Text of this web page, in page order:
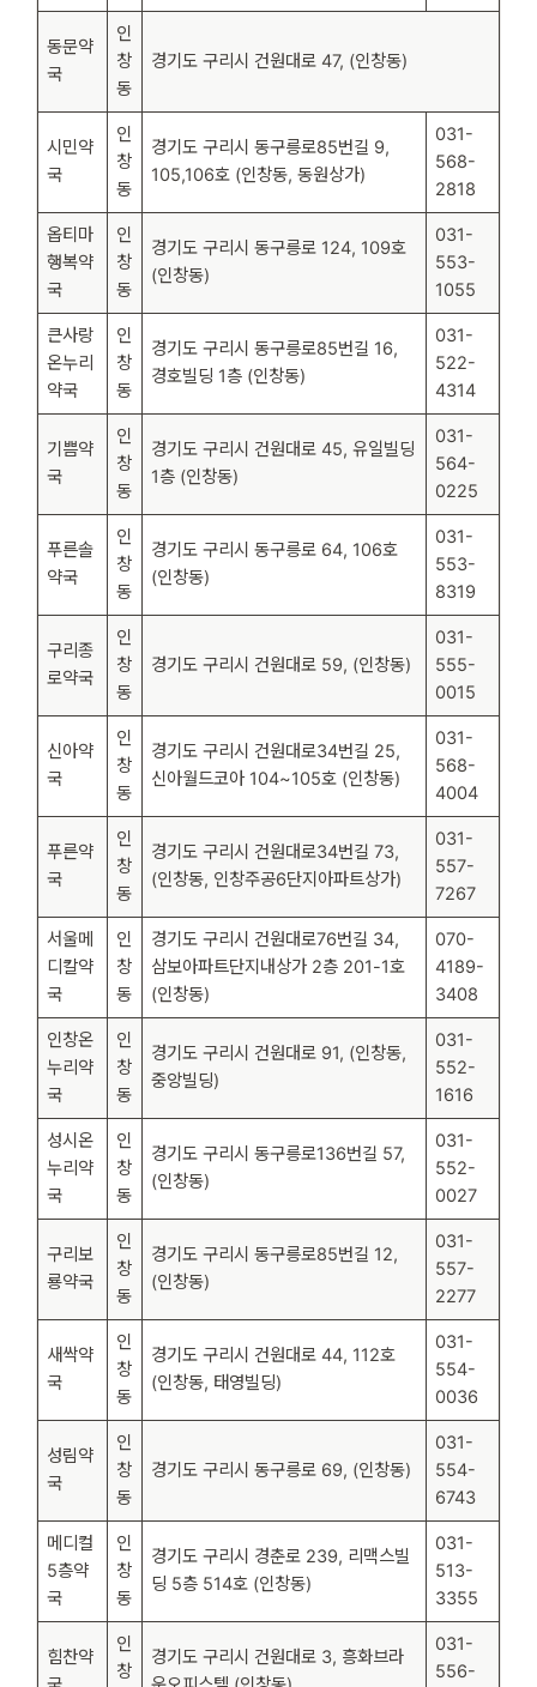
동문약
국
인
창
동
경기도 구리시 건원대로 47, (인창동)
시민약
국
인
창
동
경기도 구리시 동구릉로85번길 9,
105,106호 (인창동, 동원상가)
031-
568-
2818
옵티마
행복약
국
인
창
동
경기도 구리시 동구릉로 124, 109호
(인창동)
031-
553-
1055
큰사랑
온누리
약국
인
창
동
경기도 구리시 동구릉로85번길 16,
경호빌딩 1층 (인창동)
031-
522-
4314
기쁨약
국
인
창
동
경기도 구리시 건원대로 45, 유일빌딩
1층 (인창동)
031-
564-
0225
푸른솔
약국
인
창
동
경기도 구리시 동구릉로 64, 106호
(인창동)
031-
553-
8319
구리종
로약국
인
창
동
경기도 구리시 건원대로 59, (인창동)
031-
555-
0015
신아약
국
인
창
동
경기도 구리시 건원대로34번길 25,
신아월드코아 104~105호 (인창동)
031-
568-
4004
푸른약
국
인
창
동
경기도 구리시 건원대로34번길 73,
(인창동, 인창주공6단지아파트상가)
031-
557-
7267
서울메
디칼약
국
인
창
동
경기도 구리시 건원대로76번길 34,
삼보아파트단지내상가 2층 201-1호
(인창동)
070-
4189-
3408
인창온
누리약
국
인
창
동
경기도 구리시 건원대로 91, (인창동,
중앙빌딩)
031-
552-
1616
성시온
누리약
국
인
창
동
경기도 구리시 동구릉로136번길 57,
(인창동)
031-
552-
0027
구리보
룡약국
인
창
동
경기도 구리시 동구릉로85번길 12,
(인창동)
031-
557-
2277
새싹약
국
인
창
동
경기도 구리시 건원대로 44, 112호
(인창동, 태영빌딩)
031-
554-
0036
성림약
국
인
창
동
경기도 구리시 동구릉로 69, (인창동)
031-
554-
6743
메디컬
5층약
국
인
창
동
경기도 구리시 경춘로 239, 리맥스빌
딩 5층 514호 (인창동)
031-
513-
3355
힘찬약
인
창
경기도 구리시 건원대로 3, 흥화브라
031-
556-